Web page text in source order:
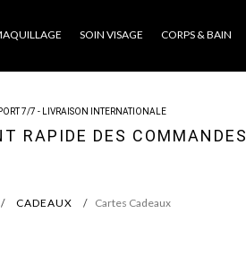
SOIN VISAGE CORPS & BAIN
7/7 - LIVRAISON INTERNATIONALE
RAPIDE DES COMMANDES
CADEAUX Cartes Cadeaux